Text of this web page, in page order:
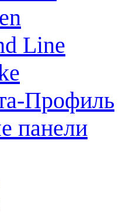
Line
Профиль
панели